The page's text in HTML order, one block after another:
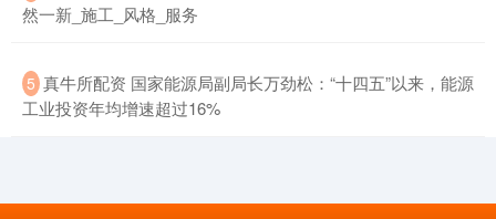
然一新_施工_风格_服务
5 ​真牛所配资 国家能源局副局长万劲松：“十四五”以来，能源
工业投资年均增速超过16%